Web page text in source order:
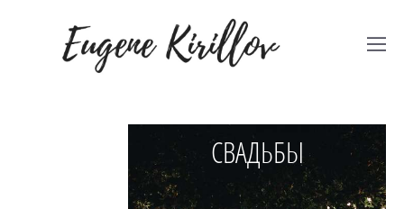
СВАДЬБЫ